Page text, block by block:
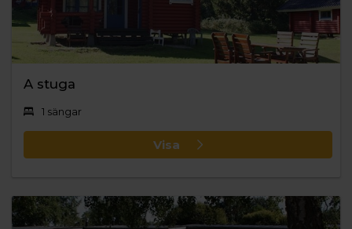
A stuga
1 sängar
Visa